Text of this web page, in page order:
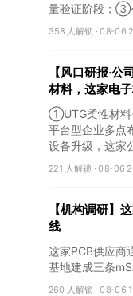
量验证阶段；③
评级得到上调
度覆盖；④在个
358 人解锁 ·08-06
【风口研报·
材料，这家电
PCB检测工位
配
①UTG柔性材料
平台型企业多点
设备升级，这家
刚需，现已进入
221 人解锁 ·08-06
【机构调研】
线
这家PCB供应商
基地建成三条
260 人解锁 ·08-06